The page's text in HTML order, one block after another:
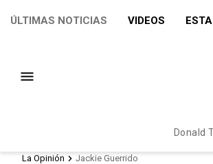
ÚLTIMAS NOTICIAS VIDEOS
Donald
La Opinión Jackie Guerrido